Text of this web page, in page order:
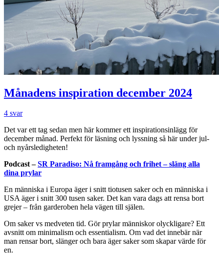
Månadens inspiration december 2024
4 svar
Det var ett tag sedan men här kommer ett inspirationsinlägg för
december månad. Perfekt för läsning och lyssning så här under jul-
och nyårsledigheten!
Podcast –SR Paradiso: Nå framgång och frihet – släng alla
dina prylar
En människa i Europa äger i snitt tiotusen saker och en människa i
USA äger i snitt 300 tusen saker. Det kan vara dags att rensa bort
grejer – från garderoben hela vägen till själen.
Om saker vs medveten tid. Gör prylar människor olyckligare? Ett
avsnitt om minimalism och essentialism. Om vad det innebär när
man rensar bort, slänger och bara äger saker som skapar värde för
en.